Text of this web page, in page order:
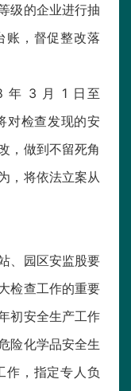
级的企业进行抽
账，督促整改落
年 3 月 1 日至
对检查发现的安
，做到不留死角
，将依法立案从
、园区安监股要
检查工作的重要
初安全生产工作
险化学品安全生
作，指定专人负